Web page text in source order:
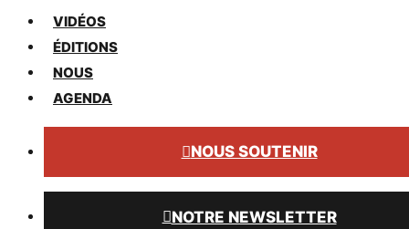
VIDÉOS
ÉDITIONS
NOUS
AGENDA
NOUS SOUTENIR
NOTRE NEWSLETTER